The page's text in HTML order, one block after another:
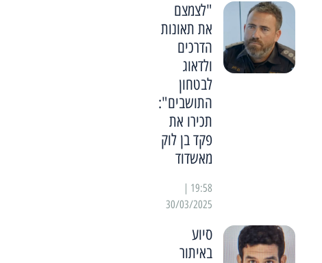
"לצמצם
את תאונות
הדרכים
ולדאוג
לבטחון
התושבים":
תכירו את
פקד בן לוק
מאשדוד
30/03/2025
סיוע
באיתור